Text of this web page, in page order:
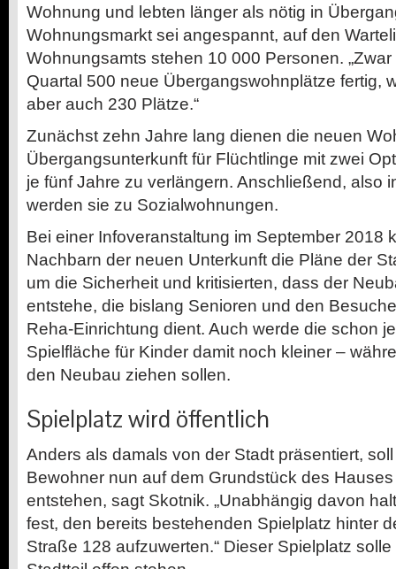
Wohnung und lebten länger als nötig in
Wohnungsmarkt sei angespannt, auf den
Wohnungsamts stehen 10 000 Personen.
Quartal 500 neue Übergangswohnplätze fertig,
aber auch 230 Plätze.“
Zunächst zehn Jahre lang dienen die neuen
Übergangsunterkunft für Flüchtlinge mit zwei
je fünf Jahre zu verlängern. Anschließend, also
werden sie zu Sozialwohnungen.
Bei einer Infoveranstaltung im September 2018
Nachbarn der neuen Unterkunft die Pläne der
um die Sicherheit und kritisierten, dass der
entstehe, die bislang Senioren und den
Reha-Einrichtung dient. Auch werde die schon
Spielfläche für Kinder damit noch kleiner –
den Neubau ziehen sollen.
Spielplatz wird öffentlich
Anders als damals von der Stadt präsentiert,
Bewohner nun auf dem Grundstück des
entstehen, sagt Skotnik. „Unabhängig davon
fest, den bereits bestehenden Spielplatz hinter
Straße 128 aufzuwerten.“ Dieser Spielplatz